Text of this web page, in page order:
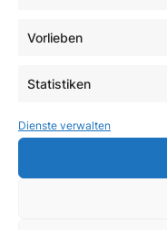
Vorlieben
Statistiken
Dienste verwalten
Communio